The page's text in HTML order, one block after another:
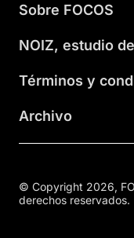
Sobre FOCOS
NOIZ, estudio
Términos y
Archivo
© Copyright 2026,
derechos reservados.